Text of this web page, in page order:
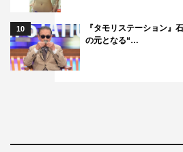
中村海人
川島如恵留 松倉海斗
10
『タモリステーション
の元となる“…